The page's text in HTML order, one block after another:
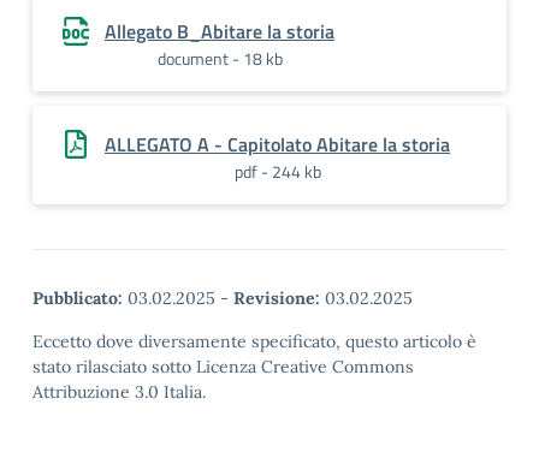
Allegato B_Abitare la storia
document - 18 kb
ALLEGATO A - Capitolato Abitare la storia
pdf - 244 kb
Pubblicato: 03.02.2025 - Revisione: 03.02.2025
Eccetto dove diversamente specificato, questo articolo è
stato rilasciato sotto Licenza Creative Commons
Attribuzione 3.0 Italia.